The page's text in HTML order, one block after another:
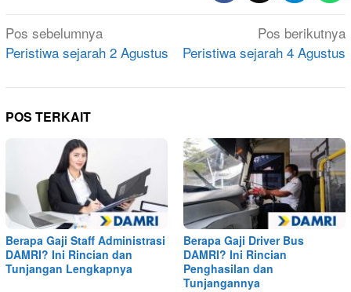
Navigasi
pos
Pos sebelumnya
Peristiwa sejarah 2 Agustus
Pos berikutnya
Peristiwa sejarah 4 Agustus
POS TERKAIT
Berapa Gaji Staff Administrasi
DAMRI? Ini Rincian dan
Tunjangan Lengkapnya
Berapa Gaji Driver Bus
DAMRI? Ini Rincian
Penghasilan dan
Tunjangannya